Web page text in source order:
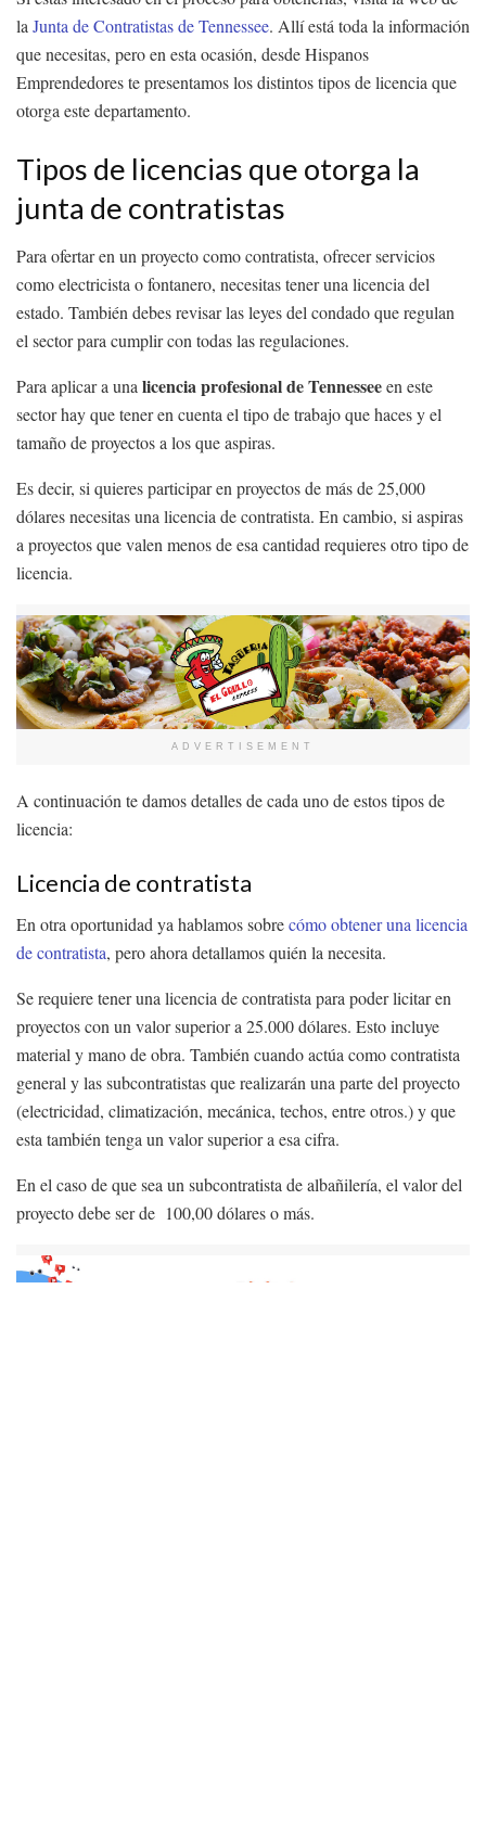
laJunta de Contratistas de Tennessee. Allí está toda la información
que necesitas, pero en esta ocasión, desde Hispanos
Emprendedores te presentamos los distintos tipos de licencia que
otorga este departamento.
Tipos de licencias que otorga la
junta de contratistas
Para ofertar en un proyecto como contratista, ofrecer servicios
como electricista o fontanero, necesitas tener una licencia del
estado. También debes revisar las leyes del condado que regulan
el sector para cumplir con todas las regulaciones.
Para aplicar a unalicencia profesional de Tennesseeen este
sector hay que tener en cuenta el tipo de trabajo que haces y el
tamaño de proyectos a los que aspiras.
Es decir, si quieres participar en proyectos de más de 25,000
dólares necesitas una licencia de contratista. En cambio, si aspiras
a proyectos que valen menos de esa cantidad requieres otro tipo de
licencia.
ADVERTISEMENT
A continuación te damos detalles de cada uno de estos tipos de
licencia:
Licencia de contratista
En otra oportunidad ya hablamos sobrecómo obtener una licencia
de contratista, pero ahora detallamos quién la necesita.
Se requiere tener una licencia de contratista para poder licitar en
proyectos con un valor superior a 25.000 dólares. Esto incluye
material y mano de obra. También cuando actúa como contratista
general y las subcontratistas que realizarán una parte del proyecto
(electricidad, climatización, mecánica, techos, entre otros.) y que
esta también tenga un valor superior a esa cifra.
En el caso de que sea un subcontratista de albañilería, el valor del
proyecto debe ser de 100,00 dólares o más.